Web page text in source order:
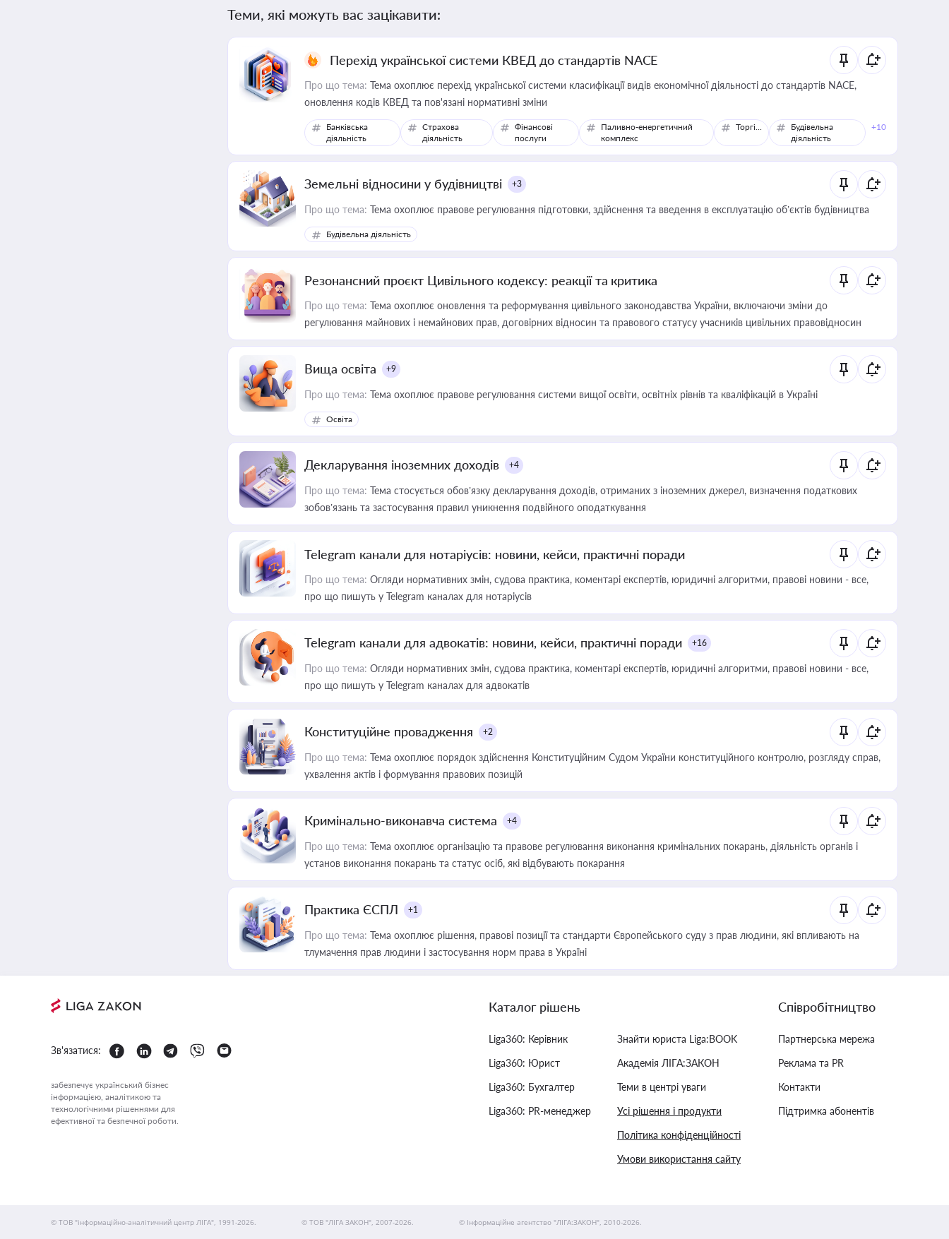
Теми, які можуть вас зацікавити:
Перехід української системи КВЕД до стандартів NACE
Про що тема: Тема охоплює перехід української системи класифікації видів економічної діяльності до стандартів NACE,
оновлення кодів КВЕД та пов'язані нормативні зміни
Банківська
діяльність
Страхова
діяльність
Фінансові
послуги
Паливно-енергетичний
комплекс
Торгівля
Будівельна
діяльність
+10
Земельні відносини у будівництві +3
Про що тема: Тема охоплює правове регулювання підготовки, здійснення та введення в експлуатацію об’єктів будівництва
Будівельна діяльність
Резонансний проєкт Цивільного кодексу: реакції та критика
Про що тема: Тема охоплює оновлення та реформування цивільного законодавства України, включаючи зміни до
регулювання майнових і немайнових прав, договірних відносин та правового статусу учасників цивільних правовідносин
Вища освіта +9
Про що тема: Тема охоплює правове регулювання системи вищої освіти, освітніх рівнів та кваліфікацій в Україні
Освіта
Декларування іноземних доходів +4
Про що тема: Тема стосується обов’язку декларування доходів, отриманих з іноземних джерел, визначення податкових
зобов’язань та застосування правил уникнення подвійного оподаткування
Telegram канали для нотаріусів: новини, кейси, практичні поради
Про що тема: Огляди нормативних змін, судова практика, коментарі експертів, юридичні алгоритми, правові новини - все,
про що пишуть у Telegram каналах для нотаріусів
Telegram канали для адвокатів: новини, кейси, практичні поради +16
Про що тема: Огляди нормативних змін, судова практика, коментарі експертів, юридичні алгоритми, правові новини - все,
про що пишуть у Telegram каналах для адвокатів
Конституційне провадження +2
Про що тема: Тема охоплює порядок здійснення Конституційним Судом України конституційного контролю, розгляду справ,
ухвалення актів і формування правових позицій
Кримінально-виконавча система +4
Про що тема: Тема охоплює організацію та правове регулювання виконання кримінальних покарань, діяльність органів і
установ виконання покарань та статус осіб, які відбувають покарання
Практика ЄСПЛ +1
Про що тема: Тема охоплює рішення, правові позиції та стандарти Європейського суду з прав людини, які впливають на
тлумачення прав людини і застосування норм права в Україні
Зв'язатися:
забезпечує український бізнес
інформацією, аналітикою та
технологічними рішеннями для
ефективної та безпечної роботи.
Каталог рішень
Liga360: Керівник
Liga360: Юрист
Liga360: Бухгалтер
Liga360: PR-менеджер
Знайти юриста Liga:BOOK
Академія ЛІГА:ЗАКОН
Теми в центрі уваги
Усі рішення і продукти
Політика конфіденційності
Умови використання сайту
Співробітництво
Партнерська мережа
Реклама та PR
Контакти
Підтримка абонентів
© ТОВ "інформаційно-аналітичний центр ЛІГА", 1991-2026. © ТОВ "ЛІГА ЗАКОН", 2007-2026. © Інформаційне агентство "ЛІГА:ЗАКОН", 2010-2026.